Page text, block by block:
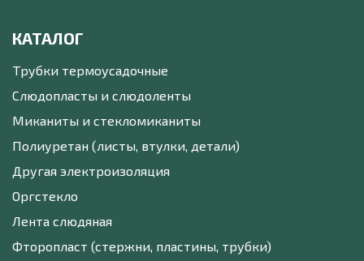
КАТАЛОГ
Трубки термоусадочные
Слюдопласты и слюдоленты
Миканиты и стекломиканиты
Полиуретан (листы, втулки, детали)
Другая электроизоляция
Оргстекло
Лента слюдяная
Фторопласт (стержни, пластины, трубки)